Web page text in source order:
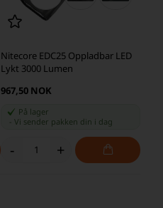
Nitecore EDC25 Oppladbar LED
Lykt 3000 Lumen
967,50 NOK
På lager
Vi sender pakken din i dag
- +